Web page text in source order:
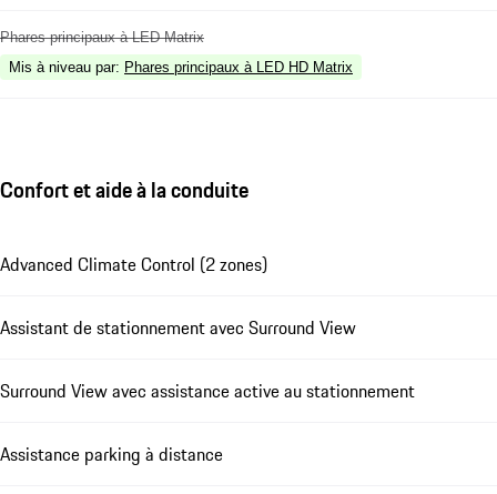
Phares principaux à LED Matrix
Mis à niveau par: Phares principaux à LED HD Matrix
Confort et aide à la conduite
Advanced Climate Control (2 zones)
Assistant de stationnement avec Surround View
Surround View avec assistance active au stationnement
Assistance parking à distance